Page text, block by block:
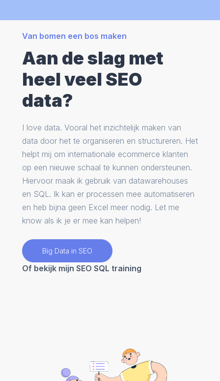
Van bomen een bos maken
Aan de slag met
heel veel SEO
data?
I love data. Vooral het inzichtelijk maken van
data door het te organiseren en structureren. Het
helpt mij om internationale ecommerce klanten
op een nieuwe schaal te kunnen ondersteunen.
Hiervoor maak ik gebruik van datawarehouses
en SQL. Ik kan er processen mee automatiseren
en heb bijna geen Excel meer nodig. Let me
know als ik je er mee kan helpen!
Big Data in SEO
Of bekijk mijn SEO SQL training